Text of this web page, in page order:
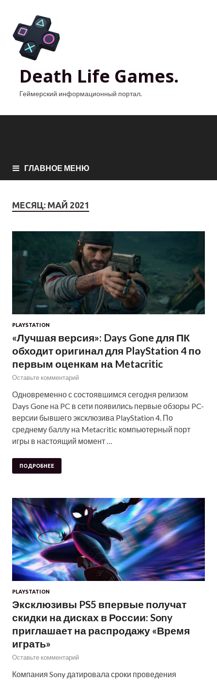
Death Life Games.
Геймерский информационный портал.
ГЛАВНОЕ МЕНЮ
МЕСЯЦ: МАЙ 2021
PLAYSTATION
«Лучшая версия»: Days Gone для ПК
обходит оригинал для PlayStation 4 по
первым оценкам на Metacritic
Оставьте комментарий
Одновременно с состоявшимся сегодня релизом
Days Gone на PC в сети появились первые обзоры PC-
версии бывшего эксклюзива PlayStation 4. По
среднему баллу на Metacritic компьютерный порт
игры в настоящий момент …
ПОДРОБНЕЕ
PLAYSTATION
Эксклюзивы PS5 впервые получат
скидки на дисках в России: Sony
приглашает на распродажу «Время
играть»
Оставьте комментарий
Компания Sony датировала сроки проведения